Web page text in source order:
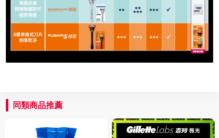
同類商品推薦